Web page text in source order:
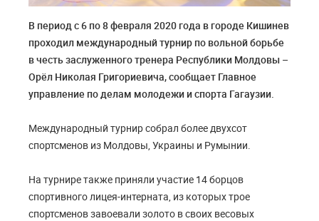
В период с 6 по 8 февраля 2020 года в городе Кишинев
проходил международный турнир по вольной борьбе
в честь заслуженного тренера Республики Молдовы –
Орёл Николая Григориевича, сообщает Главное
управление по делам молодежи и спорта Гагаузии.
Международный турнир собрал более двухсот
спортсменов из Молдовы, Украины и Румынии.
На турнире также приняли участие 14 борцов
спортивного лицея-интерната, из которых трое
спортсменов завоевали золото в своих весовых